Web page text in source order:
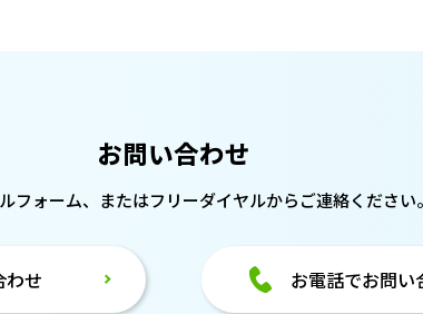
お問い合わせ
フォーム、またはフリーダイヤルからご連絡ください
わせ お電話でお問